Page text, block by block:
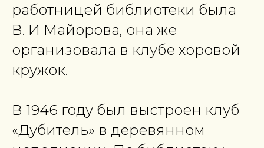
работницей библиотеки была
В. И Майорова, она же
организовала в клубе хоровой
кружок.
В 1946 году был выстроен клуб
«Дубитель» в деревянном